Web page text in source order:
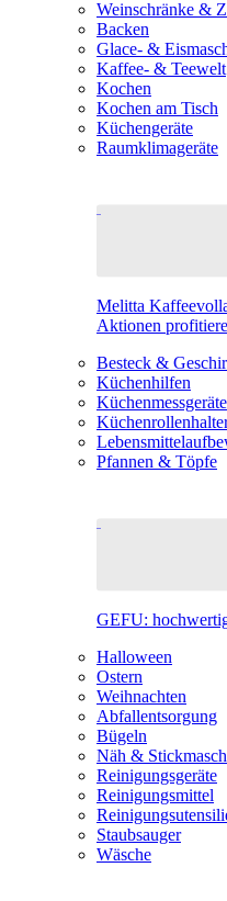
Weinschränke &
Backen
Glace- &
Kaffee- & Teewelt
Kochen
Kochen am Tisch
Küchengeräte
Raumklimageräte
Melitta
Aktionen
Besteck &
Küchenhilfen
Küchenmessgeräte
Pfannen & Töpfe
GEFU:
Halloween
Ostern
Weihnachten
Abfallentsorgung
Bügeln
Näh &
Reinigungsgeräte
Reinigungsmittel
Staubsauger
Wäsche